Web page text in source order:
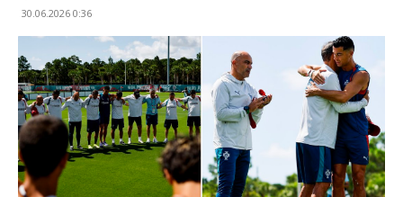
30.06.2026 0:36